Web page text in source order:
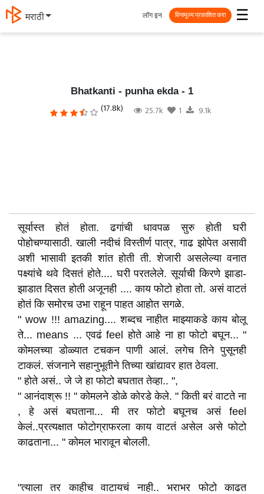
मराठी ☰
लॉग इन विनामूल्य प्रकाशित करा
Bhatkanti - punha ekda - 1
(17.8k) 25.7k 1 9.1k
सूर्यास्त होतं होता. ढगांची धावपळ सुरु होती घरी
पोहोचण्यासाठी. खाली नदीचं विस्तीर्ण पात्र, गाढ झोपेत असावी
अशी भासावी इतकी शांत होती ती. शेजारी असलेल्या वनात
पक्ष्यांचे थवे दिसतं होते.... घरी परतलेले. सूर्याची किरणे झाडा-
झाडात दिसत होती अजूनही .... काय फोटो होता तो. असं वाटतं
होतं कि समोरच उभा राहून पाहत आहोत सगळे.
" wow !!! amazing.... शब्दच नाहीत माझ्याकडे काय बोलू
ते... means ... एवढं feel होते आहे ना हा फोटो बघून... "
कोमलच्या डोळ्यात टचकन पाणी आलं. लगेच तिने पुसूनही
टाकलं. संजनाने सहानुभूतीने तिच्या खांद्यावर हात ठेवला.
" होते असं.. जे जे हा फोटो बघतात तेव्हा.. ",
" आनंदाश्रू !! " कोमलने डोळे कोरडे केले. " किती बरं वाटते ना
, हे असं बघताना... मी तर फोटो बघूनच असं feel
केलं..प्रत्यक्षात फोटोग्राफरला काय वाटतं असेल असे फोटो
काढताना... " कोमल भारावून बोलली.
"त्याला तर काहीच वाटायचं नाही.. भराभर फोटो काढत